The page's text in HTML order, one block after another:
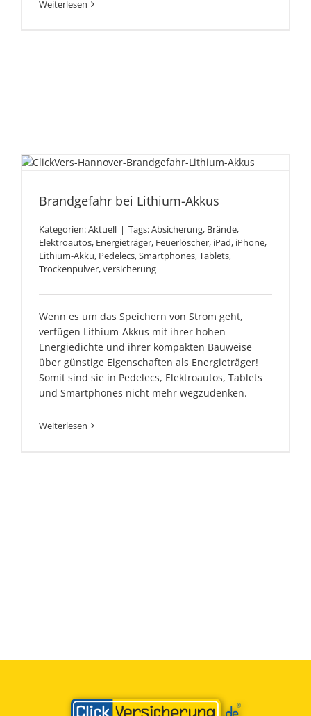
Weiterlesen
Brandgefahr bei Lithium-
Akkus
Brandgefahr bei Lithium-Akkus
Kategorien:Aktuell | Tags:Absicherung, Brände,
Elektroautos, Energieträger, Feuerlöscher, iPad, iPhone,
Lithium-Akku, Pedelecs,Smartphones,Tablets,
Trockenpulver,versicherung
Wenn es um das Speichern von Strom geht,
verfügen Lithium-Akkus mit ihrer hohen
Energiedichte und ihrer kompakten Bauweise
über günstige Eigenschaften als Energieträger!
Somit sind sie in Pedelecs, Elektroautos, Tablets
und Smartphones nicht mehr wegzudenken.
Weiterlesen